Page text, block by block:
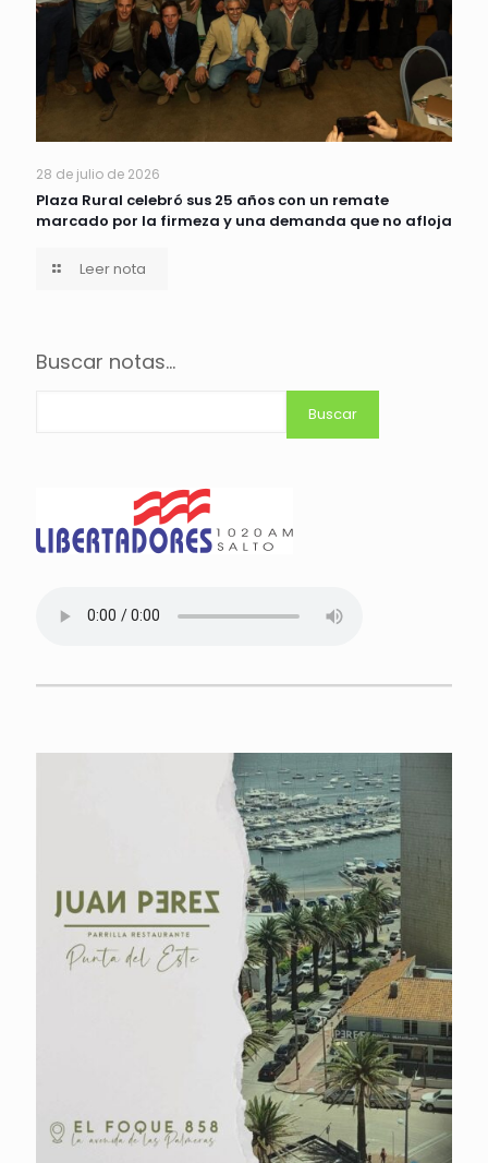
28 de julio de 2026
Plaza Rural celebró sus 25 años con un remate
marcado por la firmeza y una demanda que no afloja
Leer nota
Buscar notas...
Buscar